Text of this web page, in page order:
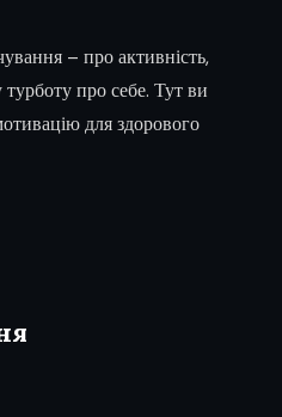
– про активність,
про себе. Тут ви
для здорового